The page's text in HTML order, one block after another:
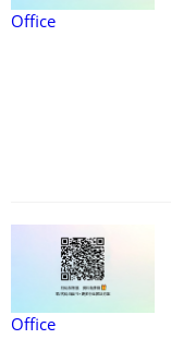
Office
Office